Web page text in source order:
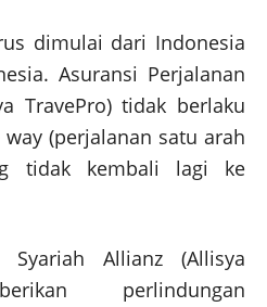
dimulai dari Indonesia
Asuransi Perjalanan
TravePro) tidak berlaku
(perjalanan satu arah
tidak kembali lagi ke
Syariah Allianz (Allisya
perlindungan